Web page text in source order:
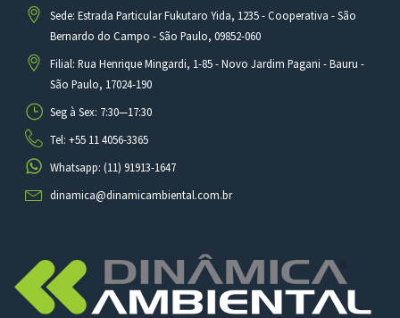
Sede: Estrada Particular Fukutaro Yida, 1235 - Cooperativa - São
Bernardo do Campo - São Paulo, 09852-060
Filial: Rua Henrique Mingardi, 1-85 - Novo Jardim Pagani - Bauru -
São Paulo, 17024-190
Seg à Sex: 7:30—17:30
Tel: +55 11 4056-3365
Whatsapp: (11) 91913-1647
dinamica@dinamicambiental.com.br